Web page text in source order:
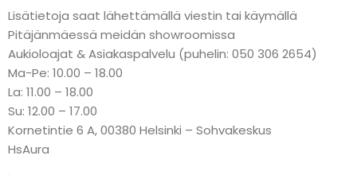
Lisätietoja saat lähettämällä viestin tai käymällä
Pitäjänmäessä meidän showroomissa
Aukioloajat & Asiakaspalvelu (puhelin: 050 306 2654)
Ma-Pe: 10.00 – 18.00
La: 11.00 – 18.00
Su: 12.00 – 17.00
Kornetintie 6 A, 00380 Helsinki – Sohvakeskus
HsAura